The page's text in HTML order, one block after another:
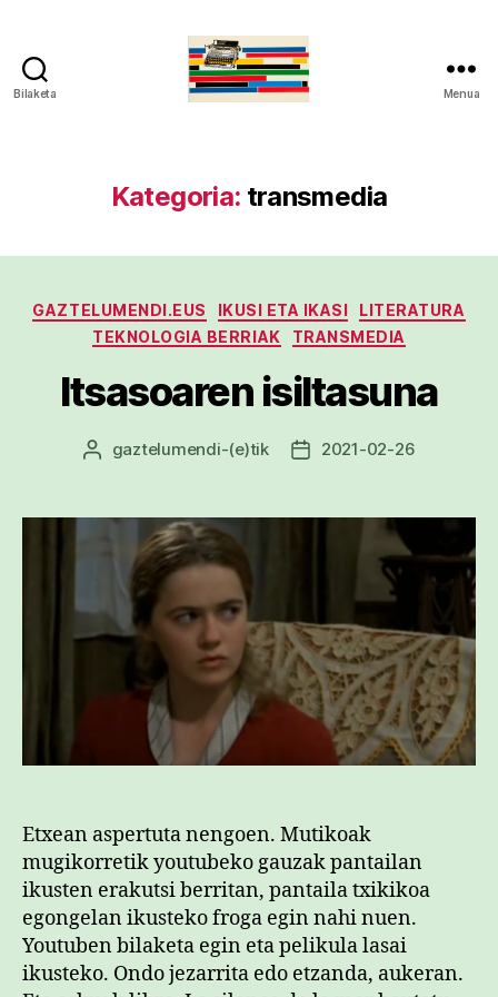
Bilaketa Menua
Kategoria: transmedia
Kategoriak
GAZTELUMENDI.EUS IKUSI ETA IKASI
LITERATURA
TEKNOLOGIA BERRIAK
TRANSMEDIA
Itsasoaren isiltasuna
Argitalpenaren
gaztelumendi-(e)tik
Argitalpenaren
2021-02-26
Etxean aspertuta nengoen. Mutikoak
mugikorretik youtubeko gauzak pantailan
ikusten erakutsi berritan, pantaila txikikoa
egongelan ikusteko froga egin nahi nuen.
Youtuben bilaketa egin eta pelikula lasai
ikusteko. Ondo jezarrita edo etzanda, aukeran.